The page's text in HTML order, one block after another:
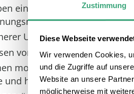
Zustimmung
Diese Webseite
Wir verwenden Cookies,
und die Zugriffe auf
Website an unsere
möglicherweise mit
eine erfolgreich
-
Umgang mit Messmitteln
von Zeichnungen geht
motiviert und engagiert
und haben eine Bereitschaft